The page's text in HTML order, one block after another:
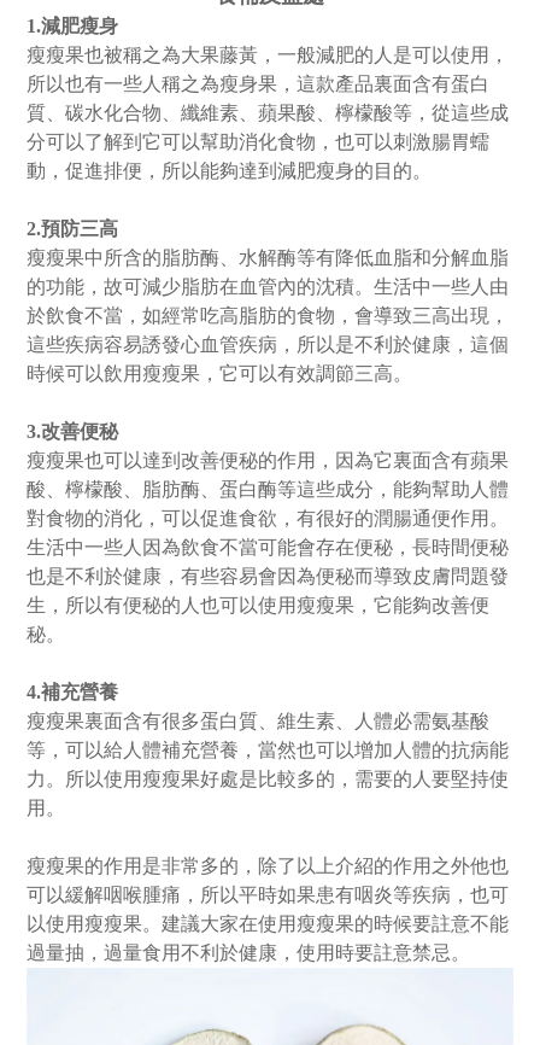
1.減肥瘦身
瘦瘦果也被稱之為大果藤黃，一般減肥的人是可以使用，
所以也有一些人稱之為瘦身果，這款產品裏面含有蛋白
質、碳水化合物、纖維素、蘋果酸、檸檬酸等，從這些成
分可以了解到它可以幫助消化食物，也可以刺激腸胃蠕
動，促進排便，所以能夠達到減肥瘦身的目的。
2.預防三高
瘦瘦果中所含的脂肪酶、水解酶等有降低血脂和分解血脂
的功能，故可減少脂肪在血管內的沈積。生活中一些人由
於飲食不當，如經常吃高脂肪的食物，會導致三高出現，
這些疾病容易誘發心血管疾病，所以是不利於健康，這個
時候可以飲用瘦瘦果，它可以有效調節三高。
3.改善便秘
瘦瘦果也可以達到改善便秘的作用，因為它裏面含有蘋果
酸、檸檬酸、脂肪酶、蛋白酶等這些成分，能夠幫助人體
對食物的消化，可以促進食欲，有很好的潤腸通便作用。
生活中一些人因為飲食不當可能會存在便秘，長時間便秘
也是不利於健康，有些容易會因為便秘而導致皮膚問題發
生，所以有便秘的人也可以使用瘦瘦果，它能夠改善便
秘。
4.補充營養
瘦瘦果裏面含有很多蛋白質、維生素、人體必需氨基酸
等，可以給人體補充營養，當然也可以增加人體的抗病能
力。所以使用瘦瘦果好處是比較多的，需要的人要堅持使
用。
瘦瘦果的作用是非常多的，除了以上介紹的作用之外他也
可以緩解咽喉腫痛，所以平時如果患有咽炎等疾病，也可
以使用瘦瘦果。建議大家在使用瘦瘦果的時候要註意不能
過量抽，過量食用不利於健康，使用時要註意禁忌。